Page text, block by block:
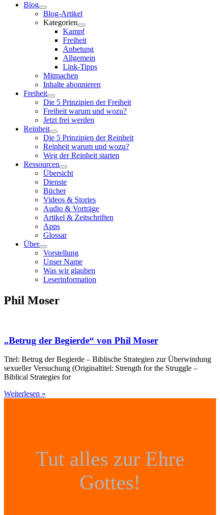
Blog
Blog-Artikel
Kategorien
Kampf
Freiheit
Anbetung
Allgemein
Link-Tipps
Mitmachen
Inhalte abonnieren
Freiheit
Die 5 Prinzipien der Freiheit
Freiheit warum und wozu?
Jetzt frei werden
Reinheit
Die 5 Prinzipien der Reinheit
Reinheit warum und wozu?
Weg der Reinheit starten
Ressourcen
Übersicht
Dienste
Bücher
Videos & Stories
Audio & Vorträge
Artikel & Zeitschriften
Apps
Glossar
Über
Vorstellung
Unser Name
Was wir glauben
Leser­infor­mation
Phil Moser
„Betrug der Begierde“ von Phil Moser
Titel: Betrug der Begierde – Biblische Strategien zur Überwindung
sexueller Versuchung (Originaltitel: Strength for the Struggle –
Biblical Strategies for
Weiterlesen »
Tut alles zur Ehre
Gottes!